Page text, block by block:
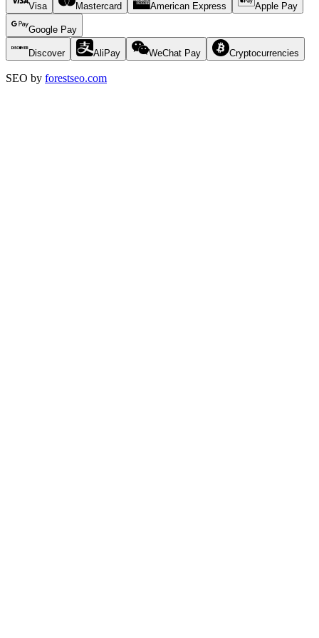
Visa Mastercard American Express Apple Pay
Google Pay
Discover AliPay WeChat Pay Cryptocurrencies
SEO by forestseo.com